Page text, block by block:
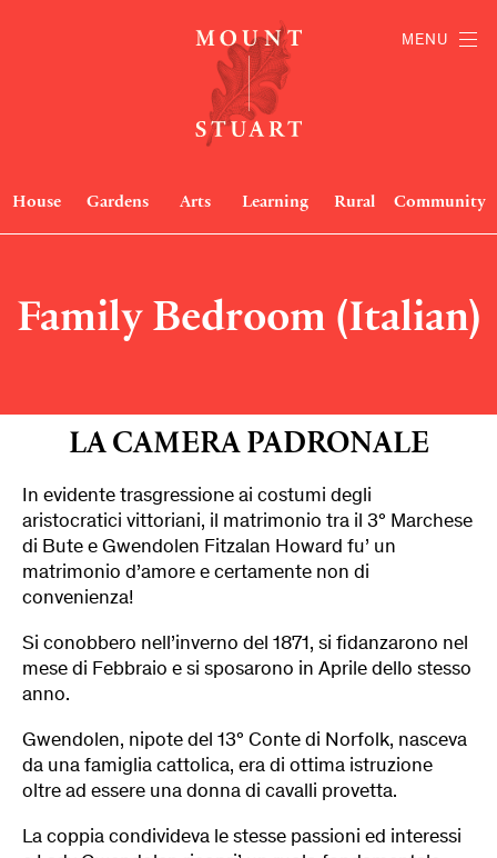
House Gardens Arts Learning Rural Community
MENU
Family Bedroom (Italian)
LA CAMERA PADRONALE
In evidente trasgressione ai costumi degli
aristocratici vittoriani, il matrimonio tra il 3° Marchese
di Bute e Gwendolen Fitzalan Howard fu’ un
matrimonio d’amore e certamente non di
convenienza!
Si conobbero nell’inverno del 1871, si fidanzarono nel
mese di Febbraio e si sposarono in Aprile dello stesso
anno.
Gwendolen, nipote del 13° Conte di Norfolk, nasceva
da una famiglia cattolica, era di ottima istruzione
oltre ad essere una donna di cavalli provetta.
La coppia condivideva le stesse passioni ed interessi